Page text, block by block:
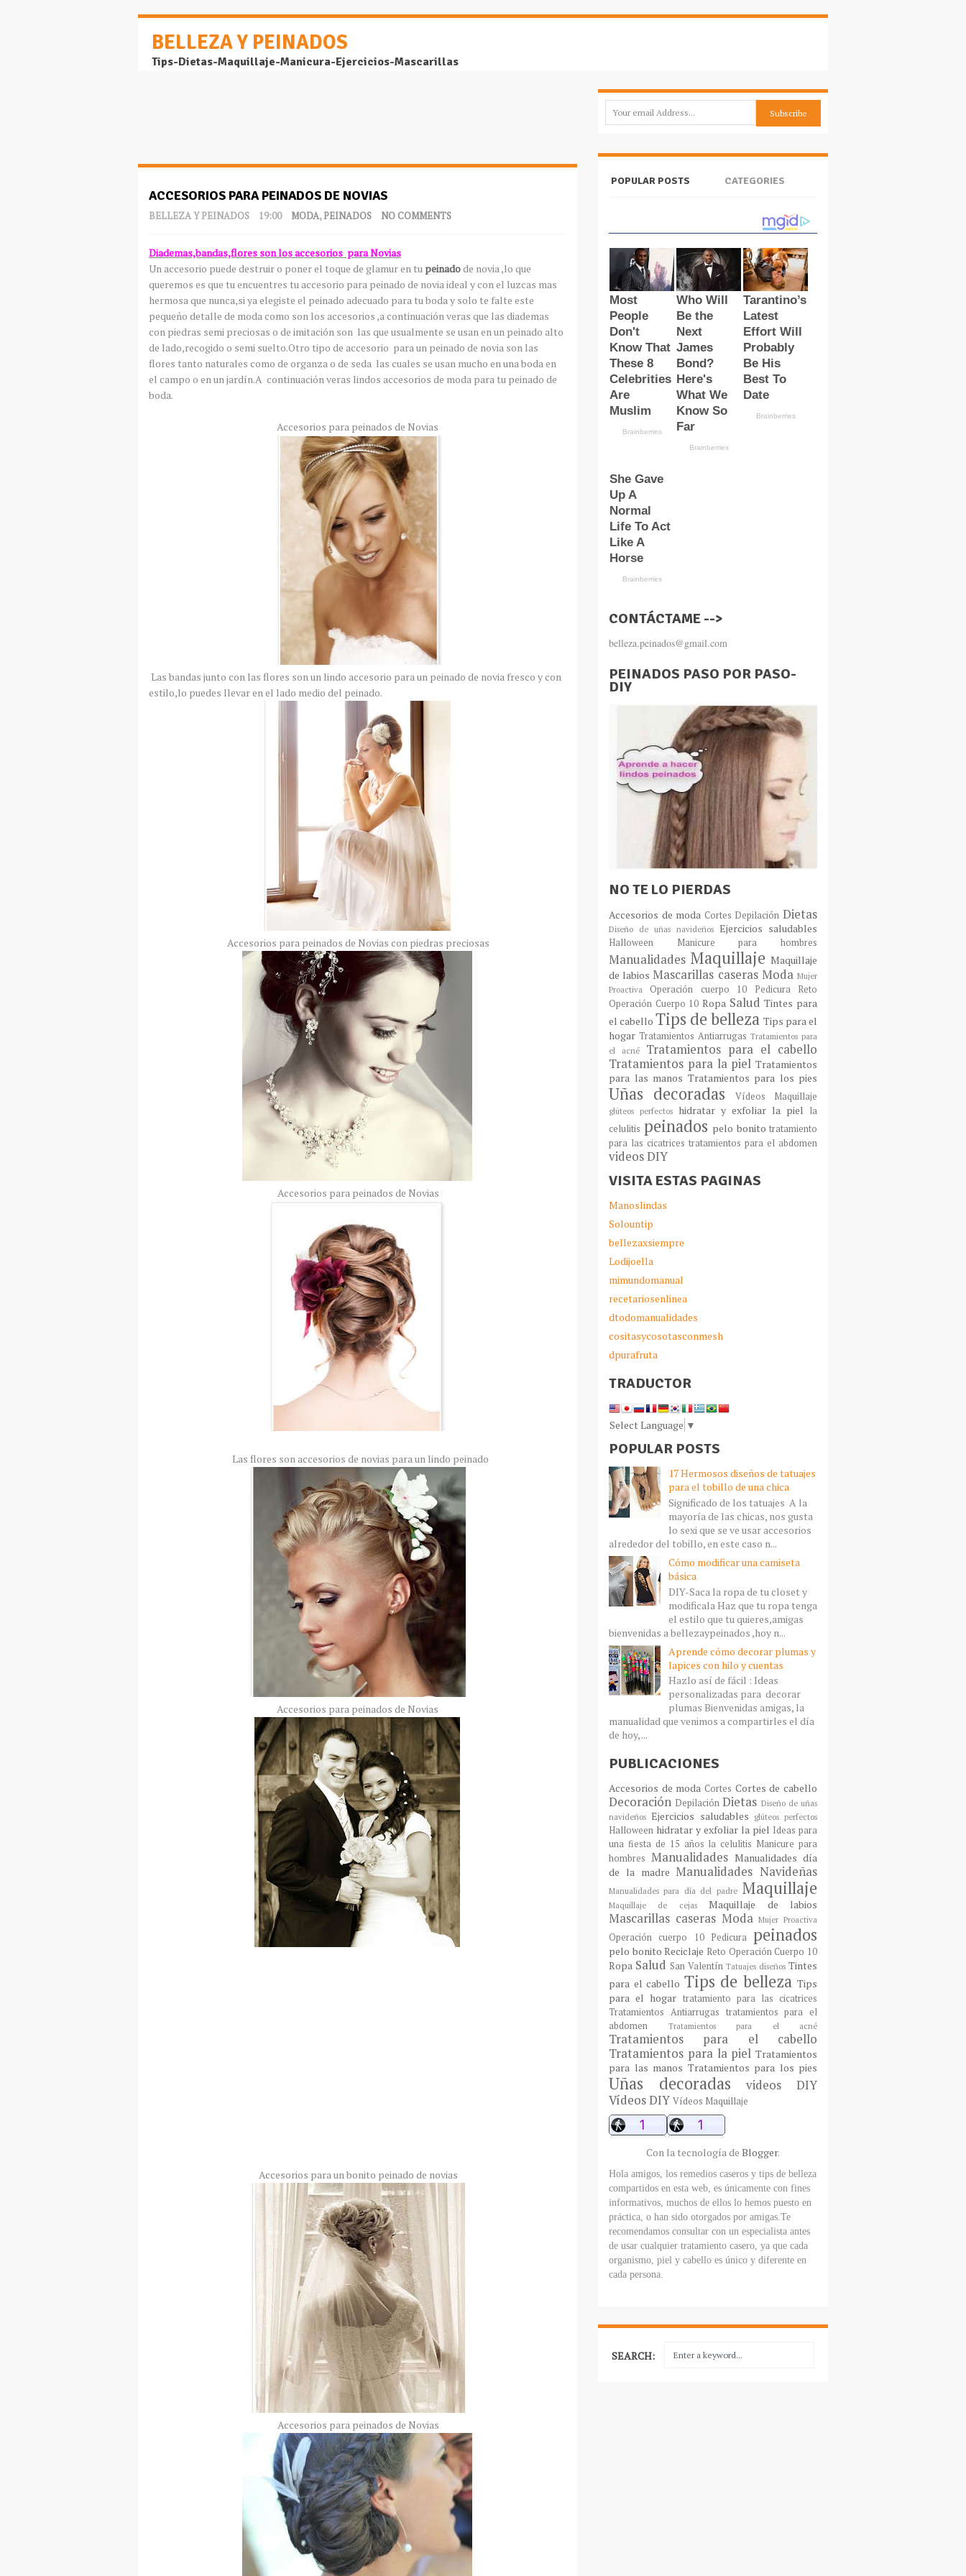
BELLEZA Y PEINADOS
Tips-Dietas-Maquillaje-Manicura-Ejercicios-Mascarillas
ACCESORIOS PARA PEINADOS DE NOVIAS
BELLEZA Y PEINADOS 19:00 MODA,PEINADOS NO COMMENTS
Diademas,bandas,flores son los accesorios para Novias
Un accesorio puede destruir o poner el toque de glamur en tupeinadode novia ,lo que
queremos es que tu encuentres tu accesorio para peinado de novia ideal y con el luzcas mas
hermosa que nunca,si ya elegiste el peinado adecuado para tu boda y solo te falte este
pequeño detalle de moda como son los accesorios ,a continuación veras que las diademas
con piedras semi preciosas o de imitación son las que usualmente se usan en un peinado alto
de lado,recogido o semi suelto.Otro tipo de accesorio para un peinado de novia son las
flores tanto naturales como de organza o de seda las cuales se usan mucho en una boda en
el campo o en un jardín.A continuación veras lindos accesorios de moda para tu peinado de
boda.
Accesorios para peinados de Novias
Las bandas junto con las flores son un lindo accesorio para un peinado de novia fresco y con
estilo,lo puedes llevar en el lado medio del peinado.
Accesorios para peinados de Novias con piedras preciosas
Accesorios para peinados de Novias
Las flores son accesorios de novias para un lindo peinado
Accesorios para peinados de Novias
Accesorios para un bonito peinado de novias
Accesorios para peinados de Novias
POPULAR POSTS CATEGORIES
CONTÁCTAME -->
belleza.peinados@gmail.com
PEINADOS PASO POR PASO-
DIY
NO TE LO PIERDAS
Accesorios de moda Cortes Depilación Dietas
Diseño de uñas navideños Ejercicios saludables
Halloween Manicure para hombres
Manualidades Maquillaje Maquillaje
de labios Mascarillas caseras Moda Mujer
Proactiva
Operación cuerpo 10 Pedicura
Reto
Operación Cuerpo 10 Ropa Salud Tintes para
el cabello Tips de belleza Tips para el
hogar Tratamientos Antiarrugas Tratamientos para
el acné
Tratamientos para el cabello
Tratamientos para la piel Tratamientos
para las manos Tratamientos para los pies
Uñas decoradas Vídeos Maquillaje
glúteos perfectos hidratar y exfoliar la piel la
celulitis peinados pelo bonito tratamiento
para las cicatrices tratamientos para el abdomen
videos DIY
VISITA ESTAS PAGINAS
Manoslindas
Solountip
bellezaxsiempre
Lodijoella
mimundomanual
recetariosenlinea
dtodomanualidades
cositasycosotasconmesh
dpurafruta
TRADUCTOR
Select Language ▼
POPULAR POSTS
17 Hermosos diseños de tatuajes
para el tobillo de una chica
Significado de los tatuajes A la
mayoría de las chicas, nos gusta
lo sexi que se ve usar accesorios
alrededor del tobillo, en este caso n...
Cómo modificar una camiseta
básica
DIY-Saca la ropa de tu closet y
modificala Haz que tu ropa tenga
el estilo que tu quieres,amigas
bienvenidas a bellezaypeinados ,hoy n...
Aprende cómo decorar plumas y
lapices con hilo y cuentas
Hazlo así de fácil : Ideas
personalizadas para decorar
plumas Bienvenidas amigas, la
manualidad que venimos a compartirles el día
de hoy, ...
PUBLICACIONES
Accesorios de moda Cortes Cortes de cabello
Decoración Depilación Dietas Diseño de uñas
navideños Ejercicios saludables glúteos perfectos
Halloween hidratar y exfoliar la piel Ideas para
una fiesta de 15 años la celulitis Manicure para
hombres Manualidades Manualidades día
de la madre Manualidades Navideñas
Manualidades para día del padre Maquillaje
Maquillaje de cejas Maquillaje de labios
Mascarillas caseras Moda Mujer Proactiva
Operación cuerpo 10 Pedicura peinados
pelo bonito Reciclaje Reto Operación Cuerpo 10
Ropa Salud San Valentín Tatuajes diseños Tintes
para el cabello Tips de belleza Tips
para el hogar tratamiento para las cicatrices
Tratamientos Antiarrugas tratamientos para el
abdomen
Tratamientos para el acné
Tratamientos para el cabello
Tratamientos para la piel Tratamientos
para las manos Tratamientos para los pies
Uñas decoradas
videos DIY
Vídeos DIY Vídeos Maquillaje
Con la tecnología de Blogger.
Hola amigos, los remedios caseros y tips de belleza
compartidos en esta web, es únicamente con fines
informativos, muchos de ellos lo hemos puesto en
práctica, o han sido otorgados por amigas.Te
recomendamos consultar con un especialista antes
de usar cualquier tratamiento casero, ya que cada
organismo, piel y cabello es único y diferente en
cada persona.
SEARCH: